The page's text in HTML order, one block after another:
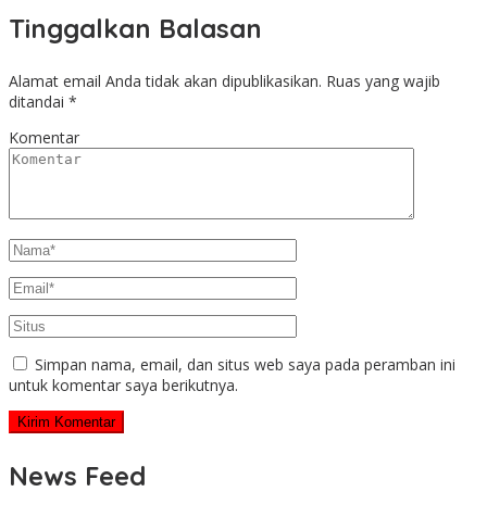
Tinggalkan Balasan
Alamat email Anda tidak akan dipublikasikan. Ruas yang wajib
ditandai *
Komentar
Simpan nama, email, dan situs web saya pada peramban ini
untuk komentar saya berikutnya.
News Feed